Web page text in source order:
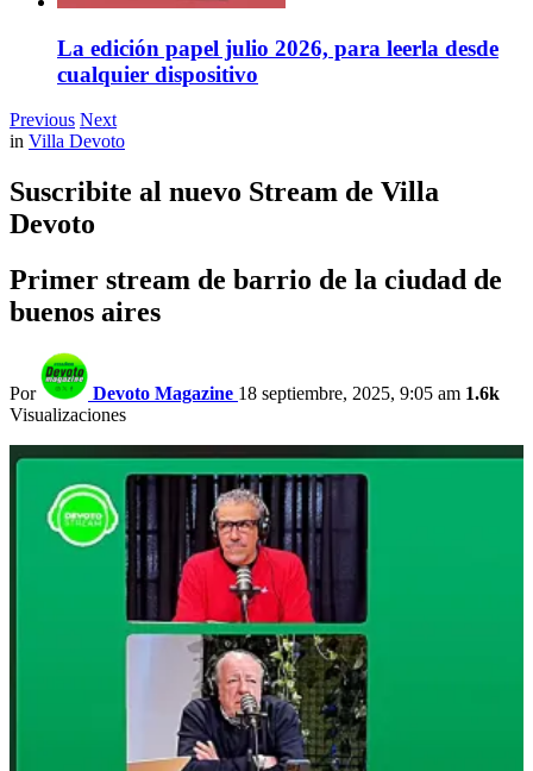
La edición papel julio 2026, para leerla desde
cualquier dispositivo
Previous Next
in Villa Devoto
Suscribite al nuevo Stream de Villa
Devoto
Primer stream de barrio de la ciudad de
buenos aires
Por Devoto Magazine 18 septiembre, 2025, 9:05 am 1.6k
Visualizaciones